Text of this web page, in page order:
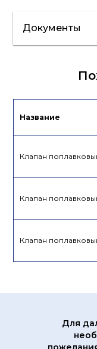
Документы
Декларация
Лист данных
Название
Клапан
Клапан
Клапан
Для